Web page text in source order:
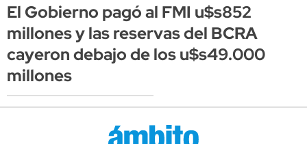
El Gobierno pagó al FMI u$s852
millones y las reservas del BCRA
cayeron debajo de los u$s49.000
millones